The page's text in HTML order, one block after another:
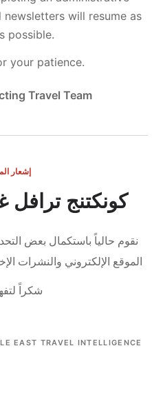
newsletters will resume as
possible.
your patience.
Travel Team
إشعار
كونكتنج ترافل
نقوم حالياً باستكمال بعض
الموقع الإلكتروني والنشرات
شكراً
EAST TRAVEL INTELLIGENCE